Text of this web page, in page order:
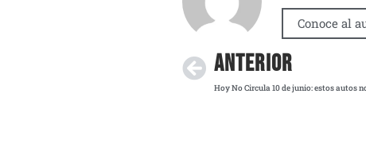
Conoce al
ANTERIOR
Hoy No Circula 10 de junio: estos autos